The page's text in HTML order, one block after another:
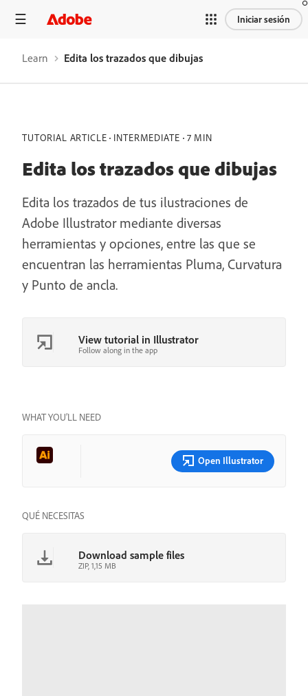
Iniciar sesión
Learn Edita los trazados que dibujas
TUTORIAL ARTICLE INTERMEDIATE 7 MIN
Edita los trazados que dibujas
Edita los trazados de tus ilustraciones de
Adobe Illustrator mediante diversas
herramientas y opciones, entre las que se
encuentran las herramientas Pluma, Curvatura
y Punto de ancla.
View tutorial in Illustrator
Follow along in the app
WHAT YOU’LL NEED
Open Illustrator
QUÉ NECESITAS
Download sample files
ZIP, 1,15 MB